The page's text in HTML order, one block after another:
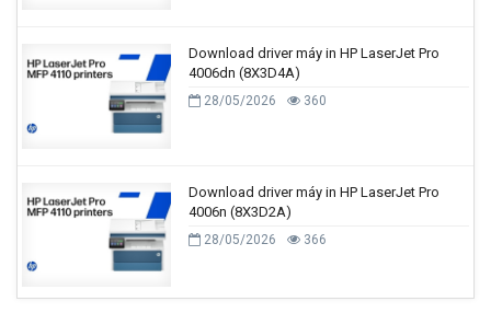
Download driver máy in HP LaserJet Pro
4006dn (8X3D4A)
28/05/2026 360
Download driver máy in HP LaserJet Pro
4006n (8X3D2A)
28/05/2026 366